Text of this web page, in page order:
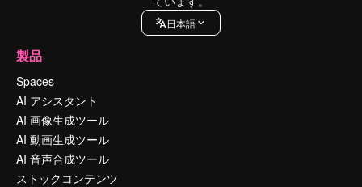
日本語
製品
Spaces
AI アシスタント
AI 画像生成ツール
AI 動画生成ツール
AI 音声合成ツール
ストックコンテンツ